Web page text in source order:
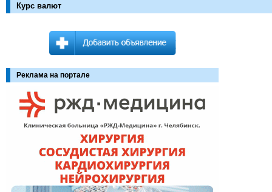
Курс валют
Реклама на портале